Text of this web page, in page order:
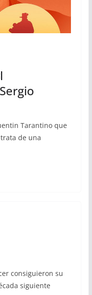
Tarantino que
de una
consiguieron su
siguiente